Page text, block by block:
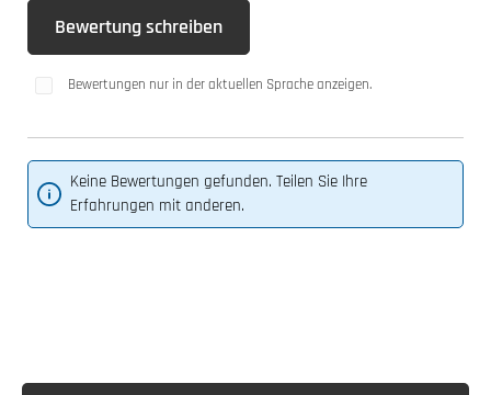
Bewertung schreiben
Bewertungen nur in der aktuellen Sprache anzeigen.
Keine Bewertungen gefunden. Teilen Sie Ihre
Erfahrungen mit anderen.